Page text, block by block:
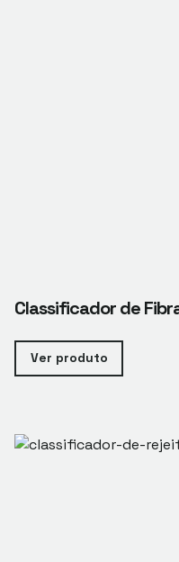
Classificador de
Ver produto